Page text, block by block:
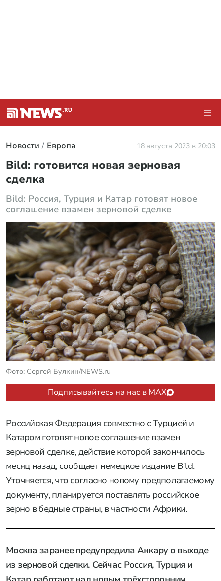
Новости Европа 18 августа 2023 в 20:03
Bild: готовится новая зерновая
сделка
Bild: Россия, Турция и Катар готовят новое
соглашение взамен зерновой сделке
Фото: Сергей Булкин/NEWS.ru
Подписывайтесь на нас в MAX
Российская Федерация совместно с Турцией и
Катаром готовят новое соглашение взамен
зерновой сделке, действие которой закончилось
месяц назад, сообщает немецкое издание Bild.
Уточняется, что согласно новому предполагаемому
документу, планируется поставлять российское
зерно в бедные страны, в частности Африки.
Москва заранее предупредила Анкару о выходе
из зерновой сделки. Сейчас Россия, Турция и